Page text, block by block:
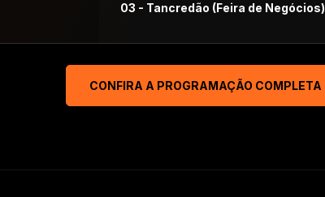
03 - Tancredão (Feira de Negócios)
CONFIRA A PROGRAMAÇÃO COMPLETA